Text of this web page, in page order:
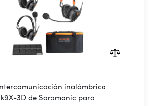
inalámbrico
3D de Saramonic para